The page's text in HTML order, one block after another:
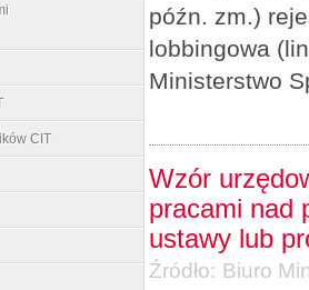
CIT
późn. zm.)
lobbingowa
Ministerstwo
Wzór
pracami nad
ustawy lub
Źródło: Biuro